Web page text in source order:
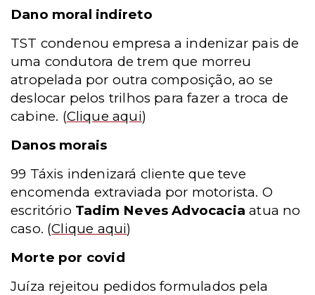
Dano moral indireto
TST condenou empresa a indenizar pais de
uma condutora de trem que morreu
atropelada por outra composição, ao se
deslocar pelos trilhos para fazer a troca de
cabine. (Clique aqui)
Danos morais
99 Táxis indenizará cliente que teve
encomenda extraviada por motorista. O
escritório Tadim Neves Advocacia atua no
caso. (Clique aqui)
Morte por covid
Juíza rejeitou pedidos formulados pela